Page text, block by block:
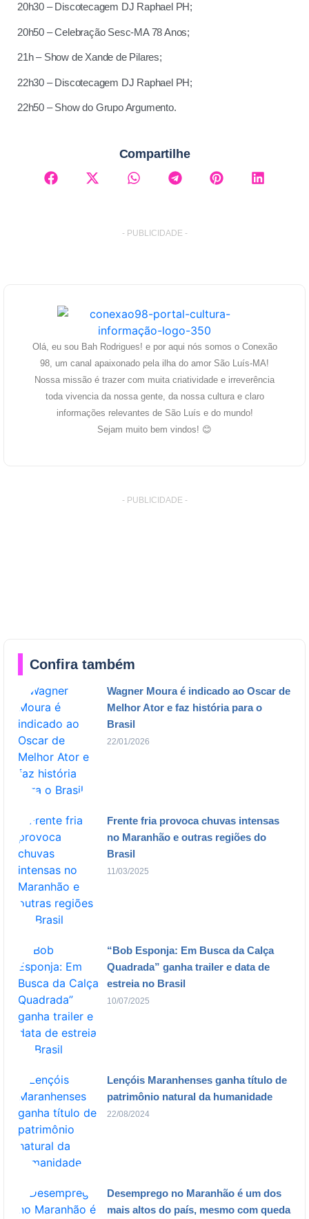
20h30 – Discotecagem DJ Raphael PH;
20h50 – Celebração Sesc-MA 78 Anos;
21h – Show de Xande de Pilares;
22h30 – Discotecagem DJ Raphael PH;
22h50 – Show do Grupo Argumento.
Compartilhe
- PUBLICIDADE -
Olá, eu sou Bah Rodrigues! e por aqui nós somos o Conexão
98, um canal apaixonado pela ilha do amor São Luís-MA!
Nossa missão é trazer com muita criatividade e irreverência
toda vivencia da nossa gente, da nossa cultura e claro
informações relevantes de São Luís e do mundo!
Sejam muito bem vindos! 😊
- PUBLICIDADE -
Confira também
Wagner Moura é indicado ao Oscar de
Melhor Ator e faz história para o
Brasil
22/01/2026
Frente fria provoca chuvas intensas
no Maranhão e outras regiões do
Brasil
11/03/2025
“Bob Esponja: Em Busca da Calça
Quadrada” ganha trailer e data de
estreia no Brasil
10/07/2025
Lençóis Maranhenses ganha título de
patrimônio natural da humanidade
22/08/2024
Desemprego no Maranhão é um dos
mais altos do país, mesmo com queda